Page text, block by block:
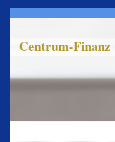
Centrum-Finanz